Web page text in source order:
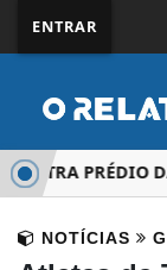
ENTRAR
PRÉDIO DA
NOTÍCIAS